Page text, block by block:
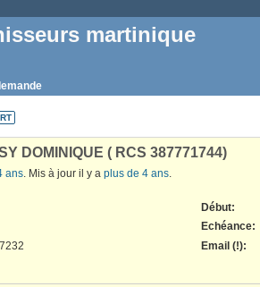
martinique
DOMINIQUE ( RCS 387771744)
ans. Mis à jour il y a plus de 4 ans.
Début:
Echéance:
Email (!):